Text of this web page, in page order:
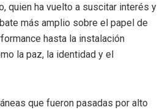
quien ha vuelto a suscitar interés y
más amplio sobre el papel de
hasta la instalación
la paz, la identidad y el
que fueron pasadas por alto